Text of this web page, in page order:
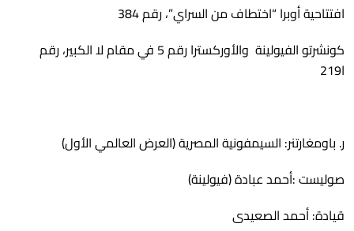
افتتاحية أوبرا “اختطاف من السراي”، رقم 384
كونشرتو الفيولينة والأوركسترا رقم 5 في مقام لا الكبير، رقم
ا219
ر. باومغارتنر: السيمفونية المصرية (العرض العالمي الأول)
صوليست :أحمد عبادة (فيولينة)
قيادة: أحمد الصعيدى